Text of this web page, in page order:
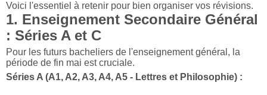
Voici l'essentiel à retenir pour bien organiser vos révisions.
1. Enseignement Secondaire Général
: Séries A et C
Pour les futurs bacheliers de l'enseignement général, la
période de fin mai est cruciale.
Séries A (A1, A2, A3, A4, A5 - Lettres et Philosophie) :